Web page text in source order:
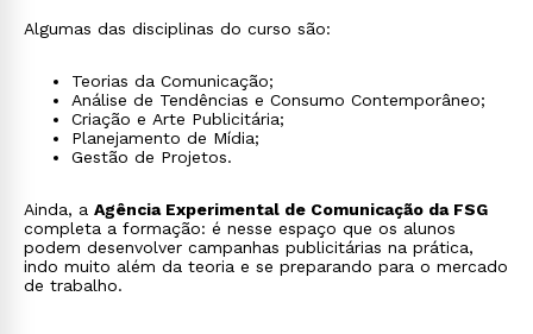
Algumas das disciplinas do curso são:
Teorias da Comunicação;
Análise de Tendências e Consumo Contemporâneo;
Criação e Arte Publicitária;
Planejamento de Mídia;
Gestão de Projetos.
Ainda, a Agência Experimental de Comunicação da FSG
completa a formação: é nesse espaço que os alunos
podem desenvolver campanhas publicitárias na prática,
indo muito além da teoria e se preparando para o mercado
de trabalho.